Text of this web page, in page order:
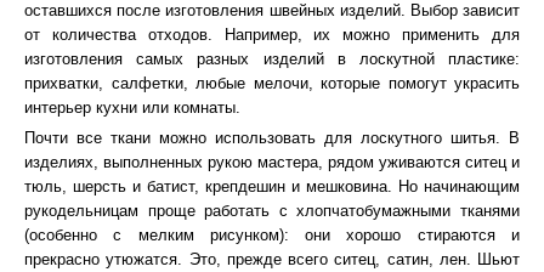
оставшихся после изготовления швейных изделий. Выбор зависит
от количества отходов. Например, их можно применить для
изготовления самых разных изделий в лоскутной пластике:
прихватки, салфетки, любые мелочи, которые помогут украсить
интерьер кухни или комнаты.
Почти все ткани можно использовать для лоскутного шитья. В
изделиях, выполненных рукою мастера, рядом уживаются ситец и
тюль, шерсть и батист, крепдешин и мешковина. Но начинающим
рукодельницам проще работать с хлопчатобумажными тканями
(особенно с мелким рисунком): они хорошо стираются и
прекрасно утюжатся. Это, прежде всего ситец, сатин, лен. Шьют